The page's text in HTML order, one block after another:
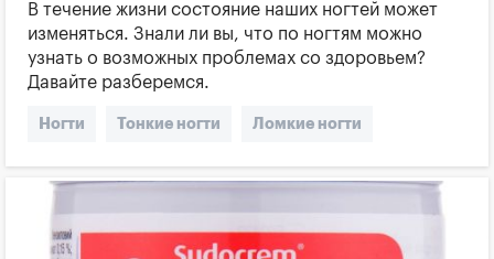
В течение жизни состояние наших ногтей может
изменяться. Знали ли вы, что по ногтям можно
узнать о возможных проблемах со здоровьем?
Давайте разберемся.
Ногти Тонкие ногти Ломкие ногти
Пятна на ногтях Полоски на ногтях
Ногти и заболевания Состояние ногтей